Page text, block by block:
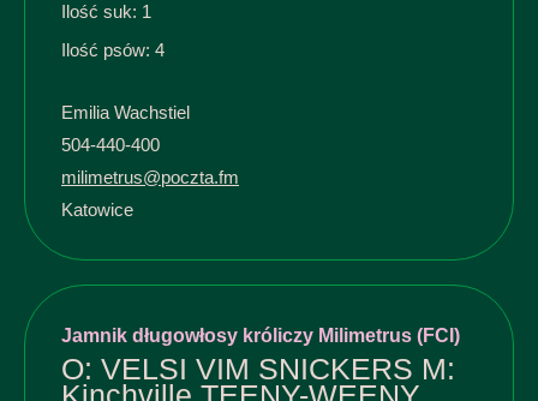
Ilość suk: 1
Ilość psów: 4
Emilia Wachstiel
504-440-400
milimetrus@poczta.fm
Katowice
Jamnik długowłosy króliczy Milimetrus (FCI)
O: VELSI VIM SNICKERS M: